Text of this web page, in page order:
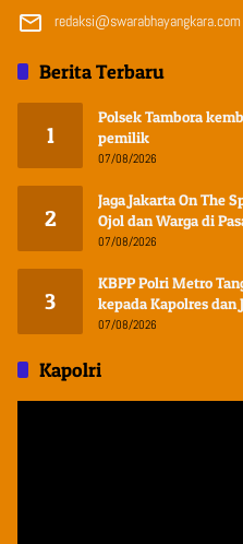
redaksi@swarabhayangkara.com
Berita Terbaru
1
Polsek Tambora
pemilik
07/08/2026
2
Jaga Jakarta On The
Ojol dan Warga di
07/08/2026
3
KBPP Polri Metro
kepada Kapolres dan
07/08/2026
Kapolri